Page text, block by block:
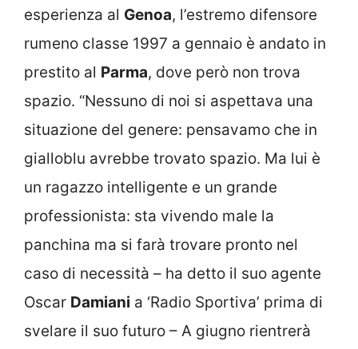
esperienza al Genoa, l’estremo difensore
rumeno classe 1997 a gennaio è andato in
prestito al Parma, dove però non trova
spazio. “Nessuno di noi si aspettava una
situazione del genere: pensavamo che in
gialloblu avrebbe trovato spazio. Ma lui è
un ragazzo intelligente e un grande
professionista: sta vivendo male la
panchina ma si farà trovare pronto nel
caso di necessità – ha detto il suo agente
Oscar Damiani a ‘Radio Sportiva’ prima di
svelare il suo futuro – A giugno rientrerà